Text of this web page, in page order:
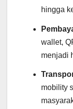
hingga
wallet,
menjadi
mobility